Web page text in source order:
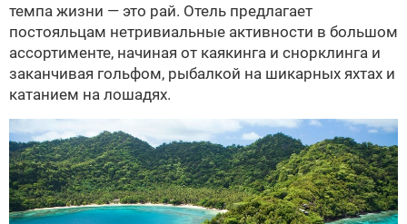
темпа жизни — это рай. Отель предлагает
постояльцам нетривиальные активности в большом
ассортименте, начиная от каякинга и снорклинга и
заканчивая гольфом, рыбалкой на шикарных яхтах и
катанием на лошадях.